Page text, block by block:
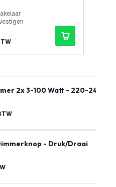
2x 3-100 Watt - 220-240V -
- Druk/Draai